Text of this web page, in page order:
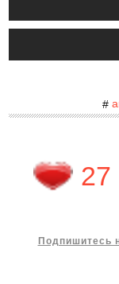
#
27
Подпишитесь